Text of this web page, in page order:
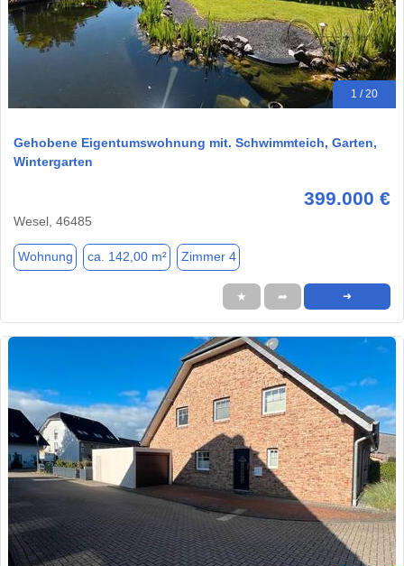
1 / 20
Gehobene Eigentumswohnung mit. Schwimmteich, Garten,
Wintergarten
399.000 €
Wesel, 46485
Wohnung ca. 142,00 m² Zimmer 4
★ ➦ ➜